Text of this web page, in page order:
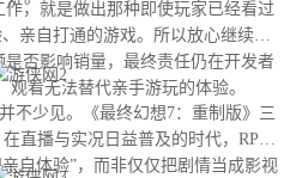
，就是做出那种即使玩家已经看过
亲自打通的游戏。所以放心继续直
否影响销量，最终责任仍在开发者
看无法替代亲手游玩的体验。
少见。《最终幻想7：重制版》三
直播与实况日益普及的时代，RPG
自体验”，而非仅仅把剧情当成影视